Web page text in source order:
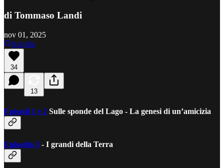
di Tommaso Landi
nov 01, 2025
Ascolta
34
13
Episodi 1 e 2 Sulle sponde del Lago - La genesi di un’amicizia
Episodio 3 - I grandi della Terra